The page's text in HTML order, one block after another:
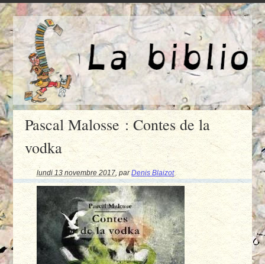
Pascal Malosse : Contes de la
vodka
lundi 13 novembre 2017,parDenis Blaizot